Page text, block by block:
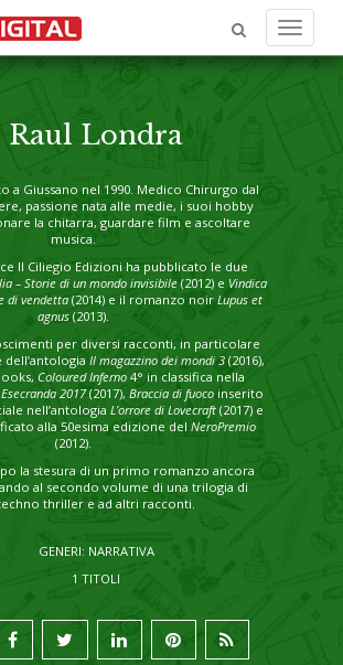
Menu
Raul Londra
a Giussano nel 1990. Medico Chirurgo dal
passione nata alle medie, i suoi hobby
la chitarra, guardare film e ascoltare
musica.
Il Ciliegio Edizioni ha pubblicato le due
– Storie di un mondo invisibile(2012) e Vindica
di vendetta(2014) e il romanzo noir Lupus et
agnus(2013).
per diversi racconti, in particolare
Il magazzino dei mondi 3 (2016),
Coloured Inferno 4° in classifica nella
Esecranda 2017(2017), Braccia di fuoco inserito
nell’antologia L’orrore di Lovecraft(2017) e
alla 50esima edizione del NeroPremio
(2012).
la stesura di un primo romanzo ancora
al secondo volume di una trilogia di
thriller e ad altri racconti.
GENERI: NARRATIVA
1 TITOLI